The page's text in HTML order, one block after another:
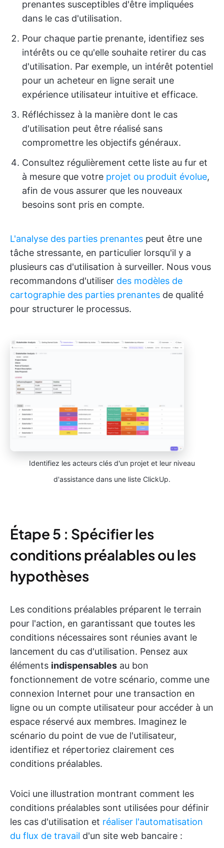
prenantes susceptibles d'être impliquées
dans le cas d'utilisation.
Pour chaque partie prenante, identifiez ses
intérêts ou ce qu'elle souhaite retirer du cas
d'utilisation. Par exemple, un intérêt potentiel
pour un acheteur en ligne serait une
expérience utilisateur intuitive et efficace.
Réfléchissez à la manière dont le cas
d'utilisation peut être réalisé sans
compromettre les objectifs généraux.
Consultez régulièrement cette liste au fur et
à mesure que votre projet ou produit évolue,
afin de vous assurer que les nouveaux
besoins sont pris en compte.
L'analyse des parties prenantes peut être une
tâche stressante, en particulier lorsqu'il y a
plusieurs cas d'utilisation à surveiller. Nous vous
recommandons d'utiliser des modèles de
cartographie des parties prenantes de qualité
pour structurer le processus.
Identifiez les acteurs clés d'un projet et leur niveau
d'assistance dans une liste ClickUp.
Étape 5 : Spécifier les
conditions préalables ou les
hypothèses
Les conditions préalables préparent le terrain
pour l'action, en garantissant que toutes les
conditions nécessaires sont réunies avant le
lancement du cas d'utilisation. Pensez aux
éléments indispensables au bon
fonctionnement de votre scénario, comme une
connexion Internet pour une transaction en
ligne ou un compte utilisateur pour accéder à un
espace réservé aux membres. Imaginez le
scénario du point de vue de l'utilisateur,
identifiez et répertoriez clairement ces
conditions préalables.
Voici une illustration montrant comment les
conditions préalables sont utilisées pour définir
les cas d'utilisation et réaliser l'automatisation
du flux de travail d'un site web bancaire :